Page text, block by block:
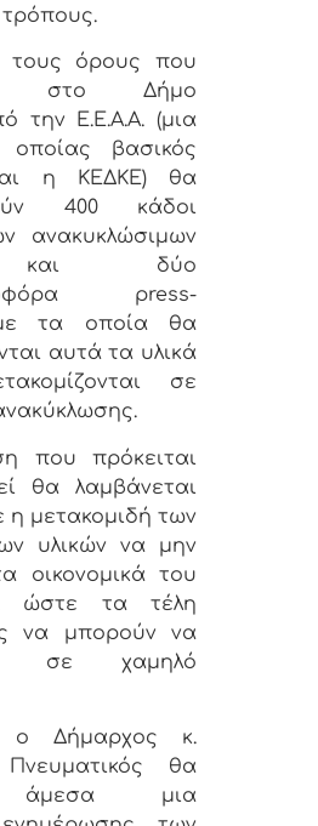
όρους που
στο Δήμο
την Ε.Ε.Α.Α. (μια
οποίας βασικός
η ΚΕΔΚΕ) θα
400 κάδοι
ανακυκλώσιμων
και δύο
press-
τα οποία θα
αυτά τα υλικά
σε
που πρόκειται
θα λαμβάνεται
η μετακομιδή των
υλικών να μην
οικονομικά του
ώστε τα τέλη
να μπορούν να
σε χαμηλό
ο Δήμαρχος κ.
θα
άμεσα μια